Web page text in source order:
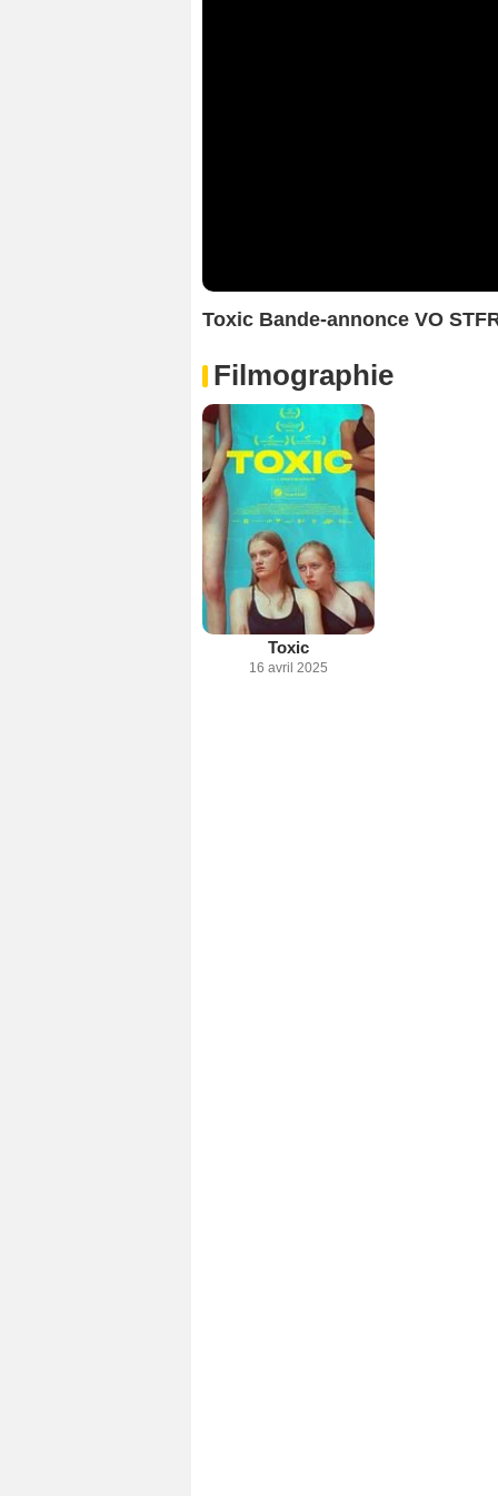
Toxic Bande-annonce VO
Filmographie
Toxic
16 avril 2025